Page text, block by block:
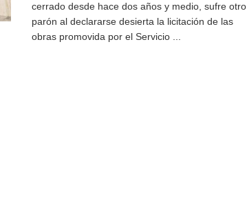
cerrado desde hace dos años y medio, sufre otro
parón al declararse desierta la licitación de las
obras promovida por el Servicio ...